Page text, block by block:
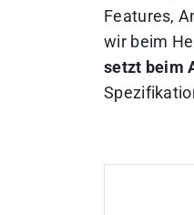
Features,
wir beim
setzt beim